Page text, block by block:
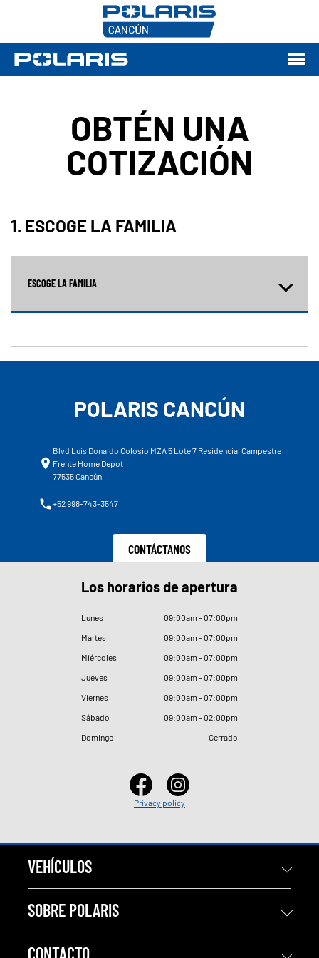
OBTÉN UNA
COTIZACIÓN
1. ESCOGE LA FAMILIA
ESCOGE LA FAMILIA
POLARIS CANCÚN
Blvd Luis Donaldo Colosio MZA 5 Lote 7 Residencial Campestre
Frente Home Depot
77535 Cancún
+52 998-743-3547
CONTÁCTANOS
Los horarios de apertura
Lunes 09:00am - 07:00pm
Martes
09:00am - 07:00pm
Miércoles
09:00am - 07:00pm
Jueves
09:00am - 07:00pm
Viernes
09:00am - 07:00pm
Sábado
09:00am - 02:00pm
Domingo
Cerrado
Privacy policy
VEHÍCULOS
SOBRE POLARIS
CONTACTO